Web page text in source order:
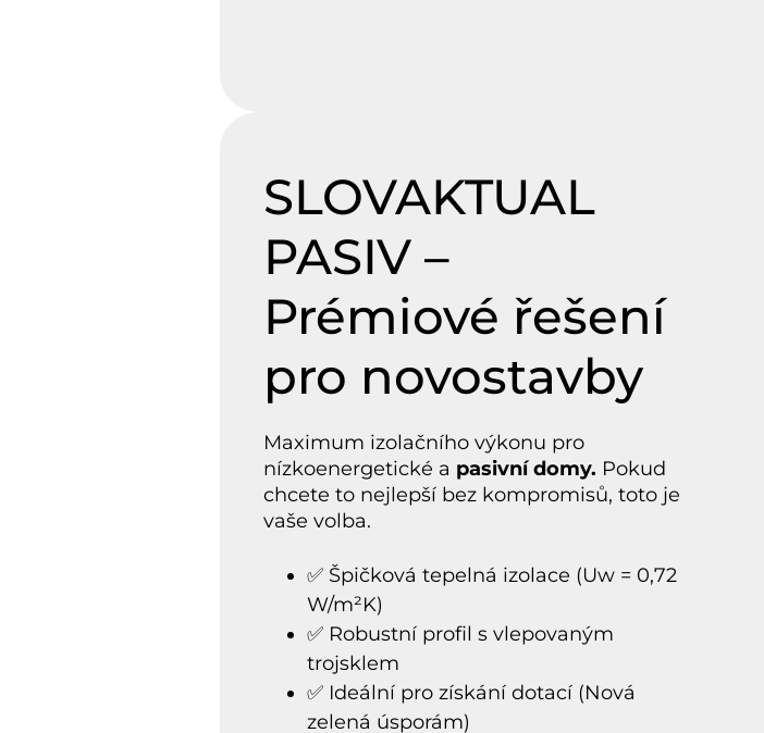
SLOVAKTUAL
PASIV –
Prémiové řešení
pro novostavby
Maximum izolačního výkonu pro
nízkoenergetické a pasivní domy. Pokud
chcete to nejlepší bez kompromisů, toto je
vaše volba.
✅ Špičková tepelná izolace (Uw = 0,72
W/m²K)
✅ Robustní profil s vlepovaným
trojsklem
✅ Ideální pro získání dotací (Nová
zelená úsporám)